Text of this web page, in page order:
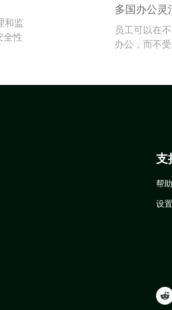
和监
全性
多国办公灵
员工可以在
办公，而不受
支
帮
设